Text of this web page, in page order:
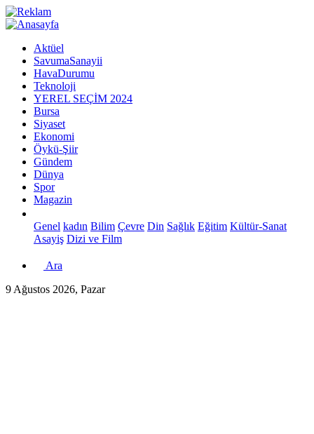
Aktüel
SavumaSanayii
HavaDurumu
Teknoloji
YEREL SEÇİM 2024
Bursa
Siyaset
Ekonomi
Öykü-Şiir
Gündem
Dünya
Spor
Magazin
Genel kadın Bilim Çevre Din Sağlık Eğitim Kültür-Sanat
Asayiş Dizi ve Film
Ara
9 Ağustos 2026, Pazar